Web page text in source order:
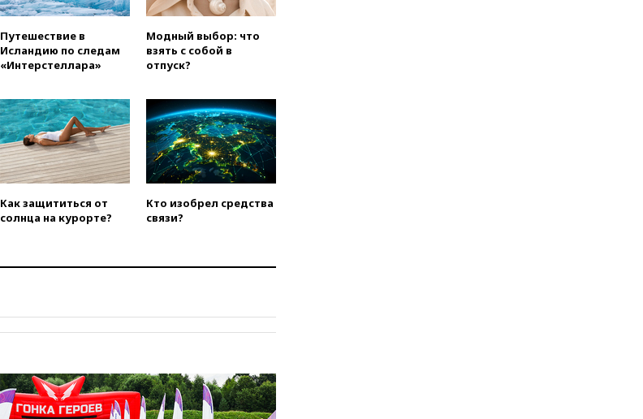
вчера, 20:44
WSJ: Трамп уже
готов прекратить войну с
Ираном без ядерной сделки
вчера, 20:12 Финляндия не
намерена передавать Украине
вчера, 19:42МВД намерено
сократить срок уплаты
автоштрафов для
иностранцев с 60 дней до
суток
вчера, 19:13
Оборонным
компаниям в США поручено
оперативно нарастить
вчера, 18:54ТАСС: Украина
вчера, 18:18БПЛА повторно
вчера, 17:42Израиль отверг
план Совета мира о выводе
войск из сектора Газа
Путешествие в
Исландию по следам
«Интерстеллара»
Модный выбор: что
взять с собой в
отпуск?
Как защититься от
солнца на курорте?
Кто изобрел средства
связи?